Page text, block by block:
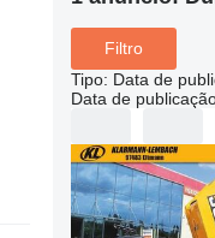
Filtro
Tipo: Data de
Data de